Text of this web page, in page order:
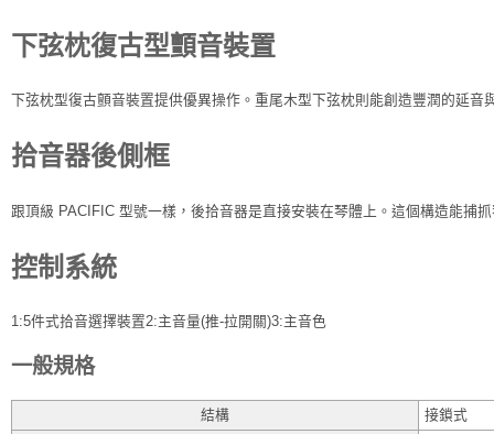
下弦枕復古型顫音裝置
下弦枕型復古顫音裝置提供優異操作。重尾木型下弦枕則能創造豐潤的延音
拾音器後側框
跟頂級 PACIFIC 型號一樣，後拾音器是直接安裝在琴體上。這個構造能捕
控制系統
1:5件式拾音選擇裝置2:主音量(推-拉開關)3:主音色
一般規格
結構
接鎖式